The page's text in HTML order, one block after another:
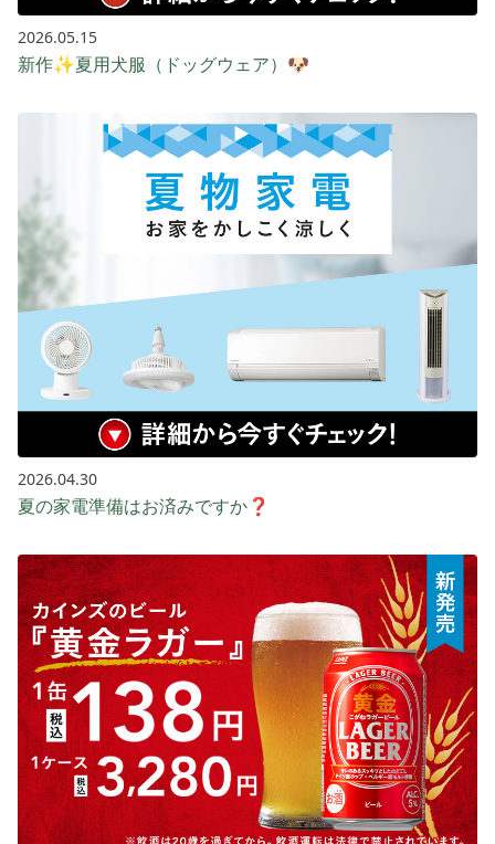
2026.05.15
新作✨夏用犬服（ドッグウェア）🐶
2026.04.30
夏の家電準備はお済みですか❓